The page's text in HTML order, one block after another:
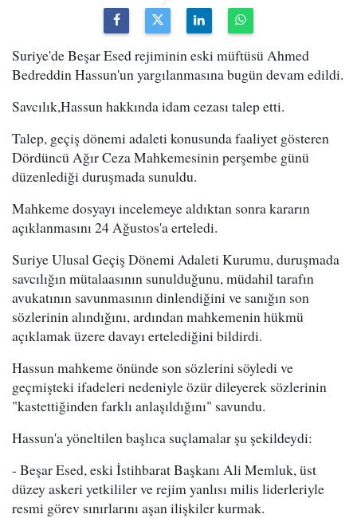
Suriye'de Beşar Esed rejiminin eski müftüsü Ahmed
Bedreddin Hassun'un yargılanmasına bugün devam edildi.
Savcılık,Hassun hakkında idam cezası talep etti.
Talep, geçiş dönemi adaleti konusunda faaliyet gösteren
Dördüncü Ağır Ceza Mahkemesinin perşembe günü
düzenlediği duruşmada sunuldu.
Mahkeme dosyayı incelemeye aldıktan sonra kararın
açıklanmasını 24 Ağustos'a erteledi.
Suriye Ulusal Geçiş Dönemi Adaleti Kurumu, duruşmada
savcılığın mütalaasının sunulduğunu, müdahil tarafın
avukatının savunmasının dinlendiğini ve sanığın son
sözlerinin alındığını, ardından mahkemenin hükmü
açıklamak üzere davayı ertelediğini bildirdi.
Hassun mahkeme önünde son sözlerini söyledi ve
geçmişteki ifadeleri nedeniyle özür dileyerek sözlerinin
"kastettiğinden farklı anlaşıldığını" savundu.
Hassun'a yöneltilen başlıca suçlamalar şu şekildeydi:
- Beşar Esed, eski İstihbarat Başkanı Ali Memluk, üst
düzey askeri yetkililer ve rejim yanlısı milis liderleriyle
resmi görev sınırlarını aşan ilişkiler kurmak.